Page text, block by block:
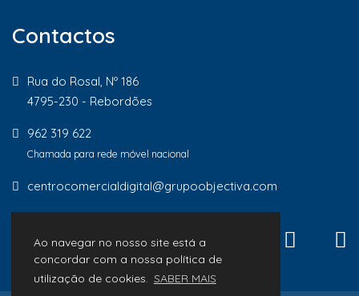
Ao navegar no nosso site está a
concordar com a nossa política de
utilização de cookies. SABER MAIS
Contactos
Rua do Rosal, Nº 186
4795-230 - Rebordões
962 319 622
Chamada para rede móvel nacional
centrocomercialdigital@grupoobjectiva.com